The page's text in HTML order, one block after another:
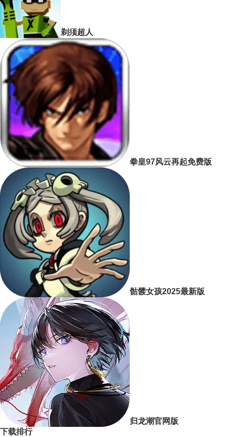
剃须超人
拳皇97风云再起免费版
骷髅女孩2025最新版
归龙潮官网版
下载排行